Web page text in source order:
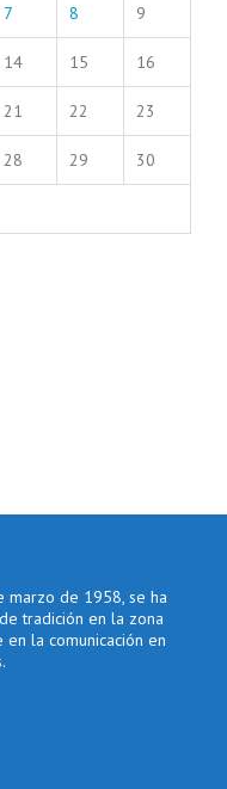
7 8 9
14 15 16
21 22 23
28 29 30
marzo de 1958, se ha
tradición en la zona
la comunicación en